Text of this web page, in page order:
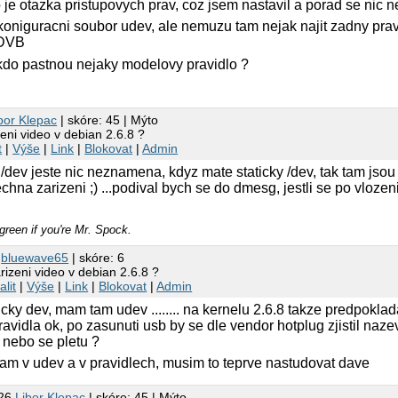
otazka pristupovych prav, coz jsem nastavil a porad se nic
soubor udev, ale nemuzu tam nejak najit zadny
pastnou nejaky modelovy pravidlo ?
Klepac | skóre: 45 | Mýto
video v debian 2.6.8 ?
|Výše | Link | Blokovat |Admin
jeste nic neznamena, kdyz mate staticky /dev, tak tam
zarizeni ;) ...podival bych se do dmesg, jestli se po
if you're Mr. Spock.
bluewave65 | skóre: 6
video v debian 2.6.8 ?
|Výše | Link | Blokovat |Admin
dev, mam tam udev ........ na kernelu 2.6.8 takze
ok, po zasunuti usb by se dle vendor hotplug zjistil
se pletu ?
v udev a v pravidlech, musim to teprve nastudovat dave